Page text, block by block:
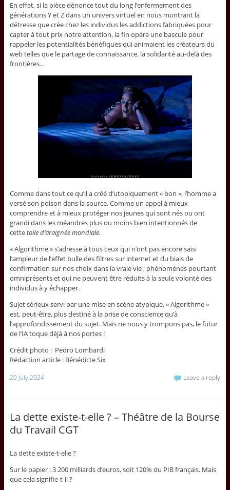
En effet, si la pièce dénonce tout du long l’enfermement des
générations Y et Z dans un univers virtuel en nous montrant la
détresse que crée chez les individus les addictions fabriquées pour
capter à tout prix notre attention, la fin opère une bascule pour
rappeler les potentialités bénéfiques qui animaient les créateurs du
web telles que le partage de connaissance, la solidarité au-delà des
frontières…
Comme dans tout ce qu’il a créé d’utopiquement « bon », l’homme a
versé son poison dans la source. Comme un appel à mieux
comprendre et à mieux protéger nos jeunes qui sont nés ou ont
grandi dans les méandres plus ou moins bien intentionnés de
cettetoile d’araignée mondiale.
« Algorithme » s’adresse à tous ceux qui n’ont pas encore saisi
l’ampleur de l’effet bulle des filtres sur internet et du biais de
confirmation sur nos choix dans la vraie vie ; phénomènes pourtant
omniprésents et qui ne peuvent être réduits à la seule volonté des
individus à y échapper.
Sujet sérieux servi par une mise en scène atypique, « Algorithme »
est, peut-être, plus destiné à la prise de conscience qu’à
l’approfondissement du sujet. Mais ne nous y trompons pas, le futur
de l’IA toque déjà à nos portes !
Crédit photo : Pedro Lombardi
Rédaction article : Bénédicte Six
20 July 2024 Leave a reply
La dette existe-t-elle ? – Théâtre de la Bourse
du Travail CGT
La dette existe-t-elle ?
Sur le papier : 3 200 milliards d’euros, soit 120% du PIB français. Mais
que cela signifie-t-il ?